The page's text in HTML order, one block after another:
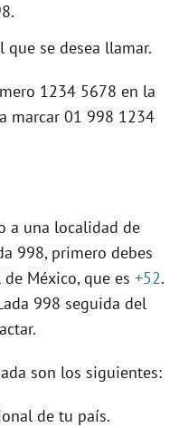
se desea llamar.
1234 5678 en la
marcar 01 998 1234
a una localidad de
998, primero debes
México, que es +52.
998 seguida del
son los siguientes:
de tu país.